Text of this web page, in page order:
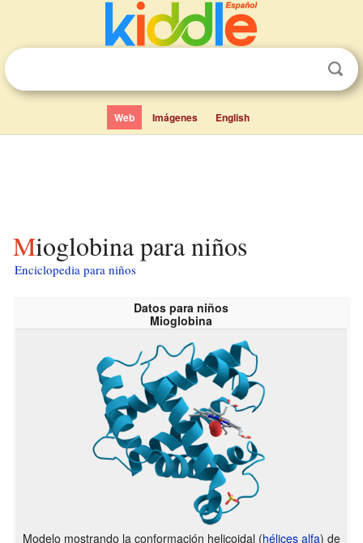
Web Imágenes English
Mioglobina para niños
Enciclopedia para niños
Datos para niños
Mioglobina
Modelo mostrando la conformación helicoidal (hélices alfa) de